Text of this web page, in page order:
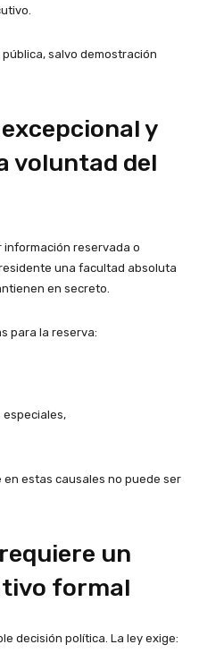
salvo demostración
y
voluntad del
información reservada o
una facultad absoluta
en secreto.
para la reserva:
especiales,
estas causales no puede ser
un
formal
decisión política. La ley exige: